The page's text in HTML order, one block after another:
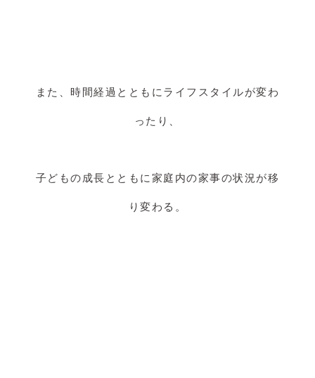
また、時間経過とともにライフスタイルが変わ
ったり、
子どもの成長とともに家庭内の家事の状況が移
り変わる。